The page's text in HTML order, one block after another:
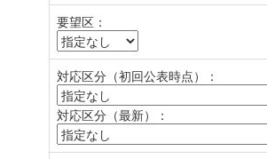
要望区：
対応区分（初回公表時点）：
対応区分（最新）：